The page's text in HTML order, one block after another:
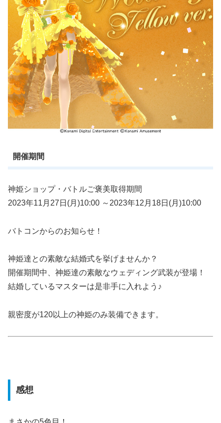
開催期間
神姫ショップ・バトルご褒美取得期間
2023年11月27日(月)10:00 ～2023年12月18日(月)10:00
バトコンからのお知らせ！
神姫達との素敵な結婚式を挙げませんか？
開催期間中、神姫達の素敵なウェディング武装が登場！
結婚しているマスターは是非手に入れよう♪
親密度が120以上の神姫のみ装備できます。
感想